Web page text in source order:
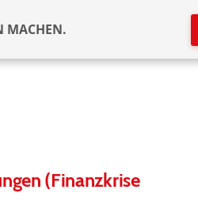
MACHEN.
(Finanzkrise